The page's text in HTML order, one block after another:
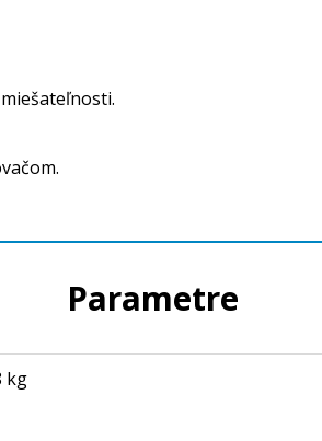
Parametre
kg